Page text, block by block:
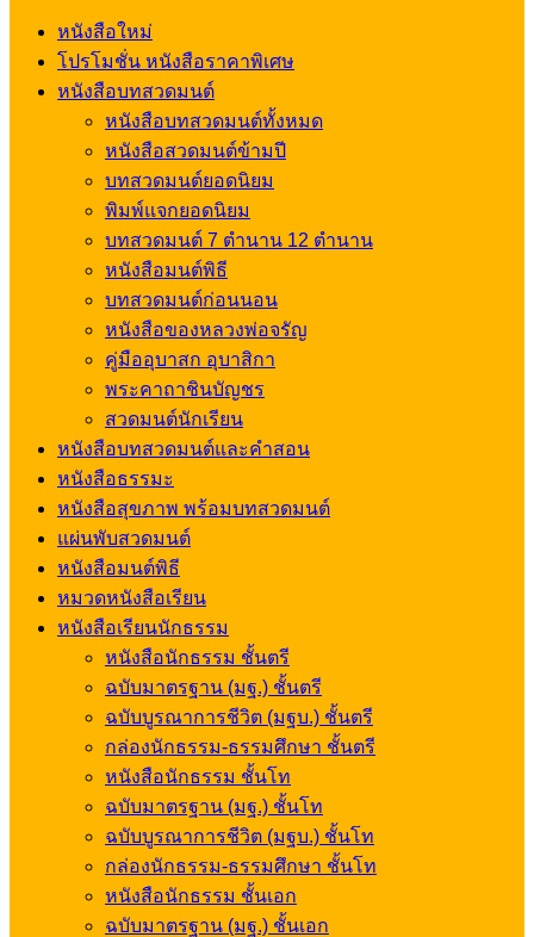
หนังสือใหม่
โปรโมชั่น หนังสือราคาพิเศษ
หนังสือบทสวดมนต์
หนังสือบทสวดมนต์ทั้งหมด
หนังสือสวดมนต์ข้ามปี
บทสวดมนต์ยอดนิยม
พิมพ์แจกยอดนิยม
บทสวดมนต์ 7 ตำนาน 12 ตำนาน
หนังสือมนต์พิธี
บทสวดมนต์ก่อนนอน
หนังสือของหลวงพ่อจรัญ
คู่มืออุบาสก อุบาสิกา
พระคาถาชินบัญชร
สวดมนต์นักเรียน
หนังสือบทสวดมนต์และคำสอน
หนังสือธรรมะ
หนังสือสุขภาพ พร้อมบทสวดมนต์
แผ่นพับสวดมนต์
หนังสือมนต์พิธี
หมวดหนังสือเรียน
หนังสือเรียนนักธรรม
หนังสือนักธรรม ชั้นตรี
ฉบับมาตรฐาน (มฐ.) ชั้นตรี
ฉบับบูรณาการชีวิต (มฐบ.) ชั้นตรี
กล่องนักธรรม-ธรรมศึกษา ชั้นตรี
หนังสือนักธรรม ชั้นโท
ฉบับมาตรฐาน (มฐ.) ชั้นโท
ฉบับบูรณาการชีวิต (มฐบ.) ชั้นโท
กล่องนักธรรม-ธรรมศึกษา ชั้นโท
หนังสือนักธรรม ชั้นเอก
ฉบับมาตรฐาน (มฐ.) ชั้นเอก